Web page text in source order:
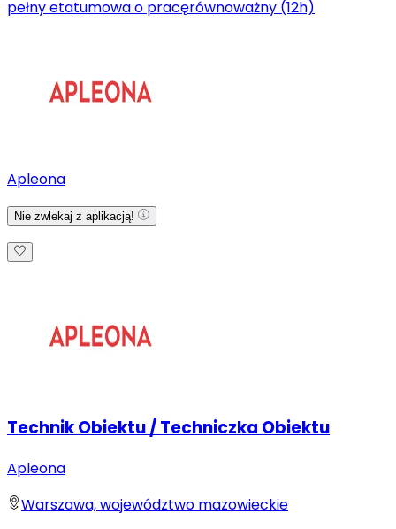
pełny etatumowa o pracęrównoważny (12h)
Apleona
Nie zwlekaj z aplikacją!
Technik Obiektu / Techniczka Obiektu
Apleona
Warszawa, województwo mazowieckie